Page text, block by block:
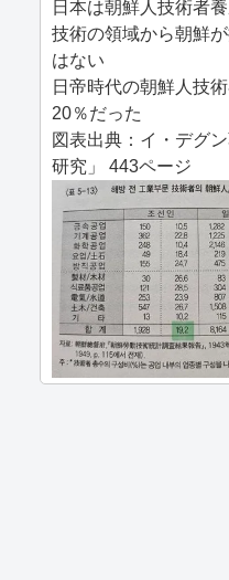
日本は朝鮮人技術者
技術の領域から朝鮮
はない
日帝時代の朝鮮人技
20％だった
図表出典：イ・デグ
研究」 443ページ